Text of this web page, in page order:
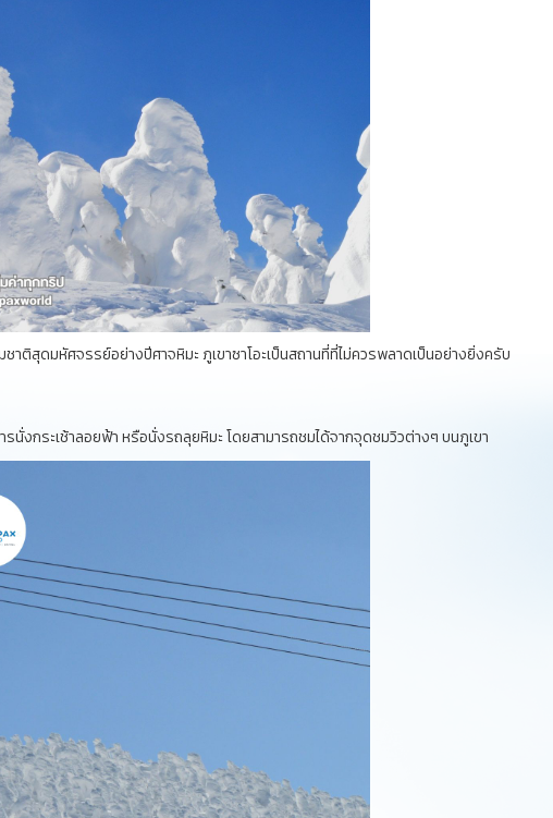
สุดมหัศจรรย์อย่างปีศาจหิมะ ภูเขาซาโอะเป็นสถานที่ที่ไม่ควรพลาดเป็นอย่างยิ่งครับ
รนั่งกระเช้าลอยฟ้า หรือนั่งรถลุยหิมะ โดยสามารถชมได้จากจุดชมวิวต่างๆ บนภูเขา